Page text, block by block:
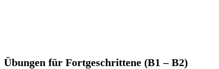
Übungen für Fortgeschrittene (B1 – B2)